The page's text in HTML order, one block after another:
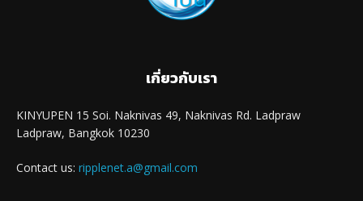
เกี่ยวกับเรา
KINYUPEN 15 Soi. Naknivas 49, Naknivas Rd. Ladpraw
Ladpraw, Bangkok 10230
Contact us: ripplenet.a@gmail.com